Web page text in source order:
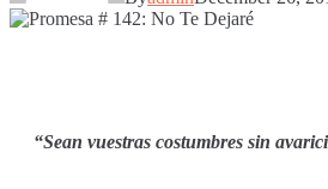
“Sean vuestras costumbres sin